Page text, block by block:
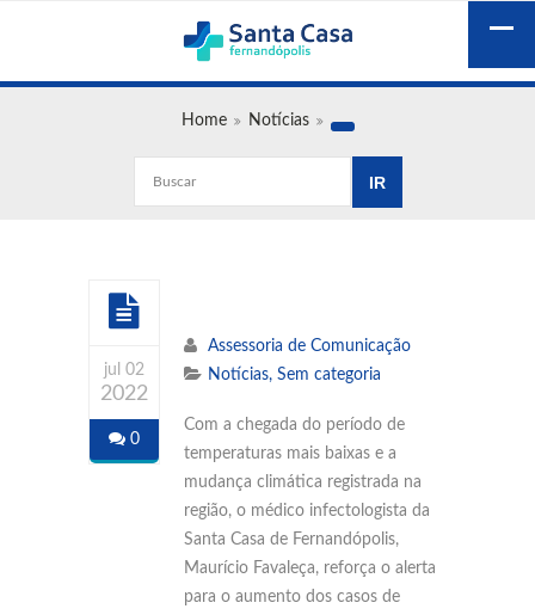
Home Notícias
jul 02
2022
0
Assessoria de Comunicação
Notícias, Sem categoria
Com a chegada do período de
temperaturas mais baixas e a
mudança climática registrada na
região, o médico infectologista da
Santa Casa de Fernandópolis,
Maurício Favaleça, reforça o alerta
para o aumento dos casos de